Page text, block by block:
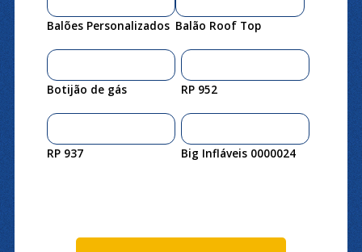
Balões Personalizados Balão Roof Top
Botijão de gás RP 952
RP 937 Big Infláveis 0000024